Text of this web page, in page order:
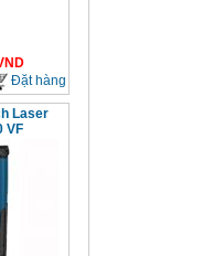
Đặt hàng
Laser
VF